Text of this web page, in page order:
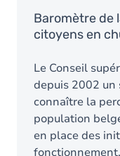
Baromètre de
citoyens en
Le Conseil
depuis 2002 un
connaître la
population
en place des